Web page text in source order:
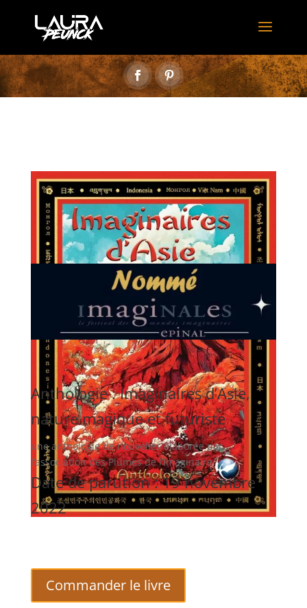
Anthologie : Imaginaires d’Asie,
nature magique et futuriste
une anthologie de nouvelles élaborée par
l’association des Plumes de l’Imaginaire
Date de parution : 19 novembre
2022
Commander le livre